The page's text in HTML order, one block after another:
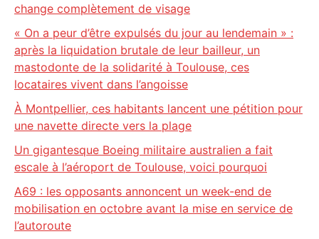
change complètement de visage
« On a peur d’être expulsés du jour au lendemain » :
après la liquidation brutale de leur bailleur, un
mastodonte de la solidarité à Toulouse, ces
locataires vivent dans l’angoisse
À Montpellier, ces habitants lancent une pétition pour
une navette directe vers la plage
Un gigantesque Boeing militaire australien a fait
escale à l’aéroport de Toulouse, voici pourquoi
A69 : les opposants annoncent un week-end de
mobilisation en octobre avant la mise en service de
l’autoroute